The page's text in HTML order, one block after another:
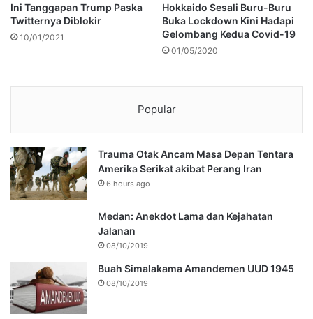
Ini Tanggapan Trump Paska
Twitternya Diblokir
10/01/2021
Hokkaido Sesali Buru-Buru
Buka Lockdown Kini Hadapi
Gelombang Kedua Covid-19
01/05/2020
Popular
Trauma Otak Ancam Masa Depan Tentara
Amerika Serikat akibat Perang Iran
6 hours ago
Medan: Anekdot Lama dan Kejahatan
Jalanan
08/10/2019
Buah Simalakama Amandemen UUD 1945
08/10/2019